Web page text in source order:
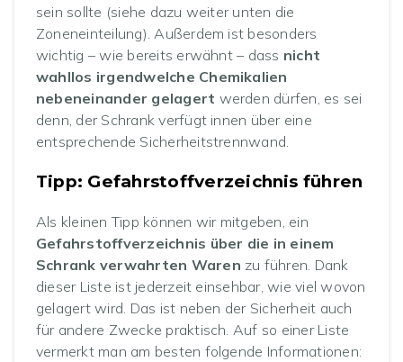
sein sollte (siehe dazu weiter unten die
Zoneneinteilung). Außerdem ist besonders
wichtig – wie bereits erwähnt – dass nicht
wahllos irgendwelche Chemikalien
nebeneinander gelagert werden dürfen, es sei
denn, der Schrank verfügt innen über eine
entsprechende Sicherheitstrennwand.
Tipp: Gefahrstoffverzeichnis führen
Als kleinen Tipp können wir mitgeben, ein
Gefahrstoffverzeichnis über die in einem
Schrank verwahrten Waren zu führen. Dank
dieser Liste ist jederzeit einsehbar, wie viel wovon
gelagert wird. Das ist neben der Sicherheit auch
für andere Zwecke praktisch. Auf so einer Liste
vermerkt man am besten folgende Informationen: